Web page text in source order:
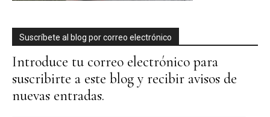
Suscríbete al blog por correo electrónico
Introduce tu correo electrónico para
suscribirte a este blog y recibir avisos de
nuevas entradas.